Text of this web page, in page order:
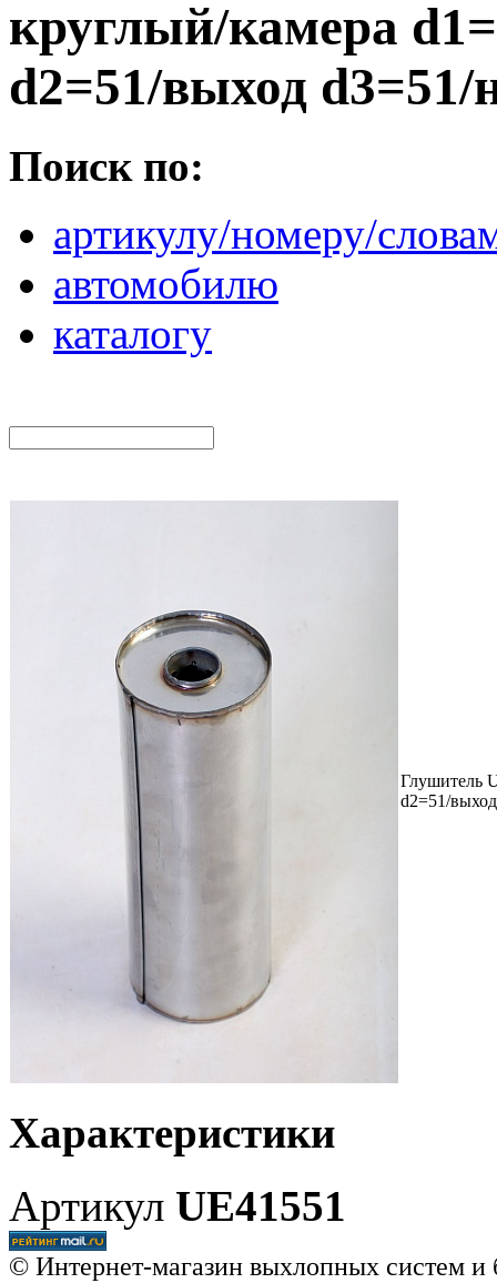
круглый/камера
d2=51/выход
Поиск по:
артикулу/номеру/
автомобилю
каталогу
Глушитель
d2=51/
Характеристики
Артикул UE41551
© Интернет-магазин выхлопных систем и